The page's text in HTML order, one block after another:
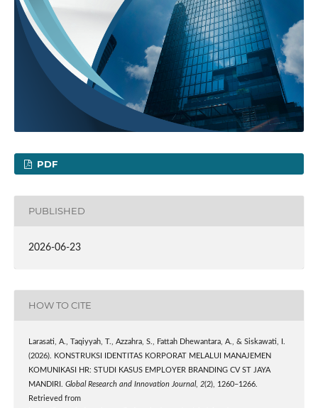
PDF
PUBLISHED
2026-06-23
HOW TO CITE
Larasati, A., Taqiyyah, T., Azzahra, S., Fattah Dhewantara, A., & Siskawati, I.
(2026). KONSTRUKSI IDENTITAS KORPORAT MELALUI MANAJEMEN
KOMUNIKASI HR: STUDI KASUS EMPLOYER BRANDING CV ST JAYA
MANDIRI. Global Research and Innovation Journal, 2(2), 1260–1266.
Retrieved from